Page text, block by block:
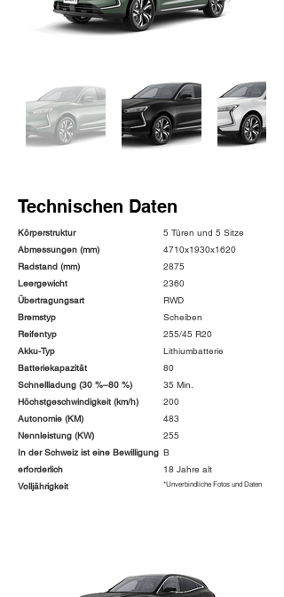
Technischen Daten
Körperstruktur
Abmessungen (mm)
Radstand (mm)
Leergewicht
Übertragungsart
Bremstyp
Reifentyp
Akku-Typ
Batteriekapazität
Schnellladung (30 %–80 %)
Höchstgeschwindigkeit (km/h)
Autonomie (KM)
Nennleistung (KW)
In der Schweiz ist eine Bewilligung
erforderlich
Volljährigkeit
5 Türen und 5 Sitze
4710x1930x1620
2875
2360
RWD
Scheiben
255/45 R20
Lithiumbatterie
80
35 Min.
200
483
255
B
18 Jahre alt
*Unverbindliche Fotos und Daten